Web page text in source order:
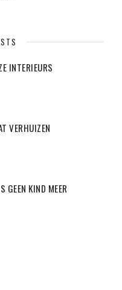
INTERIEURS
VERHUIZEN
GEEN KIND MEER